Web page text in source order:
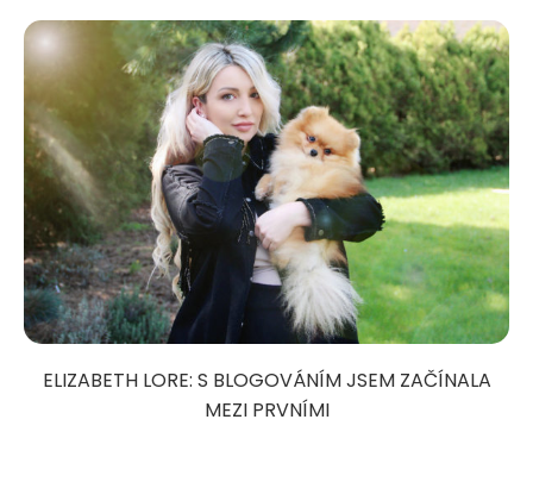
ELIZABETH LORE: S BLOGOVÁNÍM JSEM ZAČÍNALA
MEZI PRVNÍMI